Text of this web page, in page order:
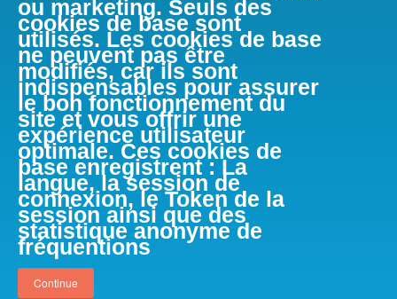
ou marketing. Seuls des
cookies de base sont
utilisés. Les cookies de base
ne peuvent pas être
modifiés, car ils sont
indispensables pour assurer
le bon fonctionnement du
site et vous offrir une
expérience utilisateur
optimale. Ces cookies de
base enregistrent : La
langue, la session de
connexion, le Token de la
session ainsi que des
statistique anonyme de
fréquentions
Continue
FACEBOOK